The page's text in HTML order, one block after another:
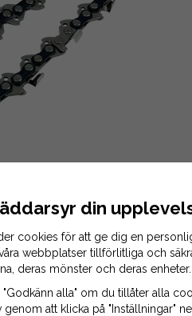
din
cookies för att ge dig en
webbplatser tillförlitliga och
deras mönster och deras enheter.
"Godkänn alla" om du tillåter alla
genom att klicka på "Inställningar"